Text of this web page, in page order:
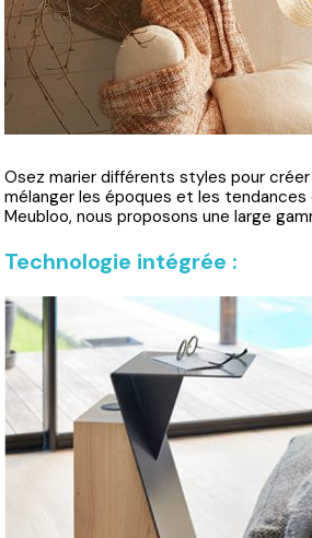
Osez marier différents styles pour créer
mélanger les époques et les
Meubloo, nous proposons une large
Technologie intégrée :